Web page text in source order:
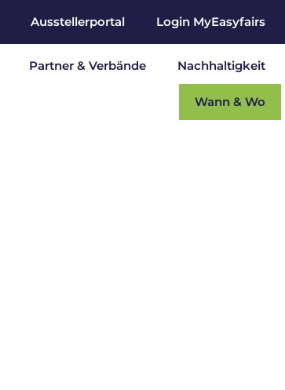
Ausstellerportal Login MyEasyfairs
Partner & Verbände Nachhaltigkeit
Wann & Wo